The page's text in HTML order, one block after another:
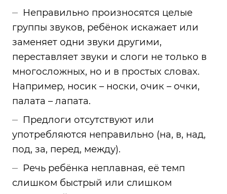
Неправильно произносятся целые
группы звуков, ребёнок искажает или
заменяет одни звуки другими,
переставляет звуки и слоги не только в
многосложных, но и в простых словах.
Например, носик – носки, очик – очки,
палата – лапата.
Предлоги отсутствуют или
употребляются неправильно (на, в, над,
под, за, перед, между).
Речь ребёнка неплавная, её темп
слишком быстрый или слишком